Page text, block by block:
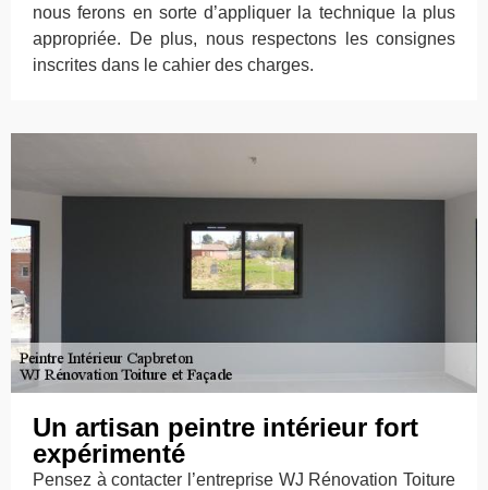
nous ferons en sorte d’appliquer la technique la plus
appropriée. De plus, nous respectons les consignes
inscrites dans le cahier des charges.
Un artisan peintre intérieur fort
expérimenté
Pensez à contacter l’entreprise WJ Rénovation Toiture